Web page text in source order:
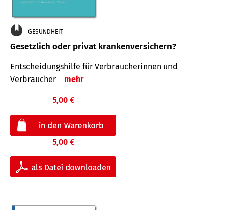
GESUNDHEIT
Gesetzlich oder privat krankenversichern?
Entscheidungshilfe für Verbraucherinnen und
Verbraucher
mehr
5,00 €
5,00 €